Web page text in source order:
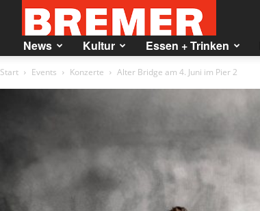
BREMER
News Kultur Essen + Trinken
Start Events Konzerte Alter Bridge am 4. Juni im Pier 2